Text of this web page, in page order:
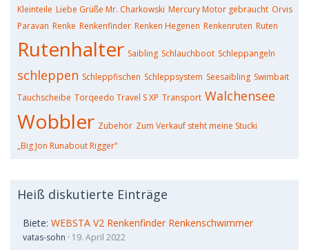
Kleinteile Liebe Grüße Mr. Charkowski Mercury Motor gebraucht Orvis
Paravan Renke Renkenfinder Renken Hegenen Renkenruten Ruten
Rutenhalter Saibling Schlauchboot Schleppangeln
schleppen Schleppfischen Schleppsystem Seesaibling Swimbait
Tauchscheibe Torqeedo Travel S XP Transport Walchensee
Wobbler Zubehör Zum Verkauf steht meine Stucki
„Big Jon Runabout Rigger“
Heiß diskutierte Einträge
Biete: WEBSTA V2 Renkenfinder Renkenschwimmer
vatas-sohn 19. April 2022